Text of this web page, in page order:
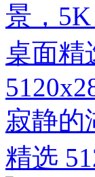
寂静的
精选